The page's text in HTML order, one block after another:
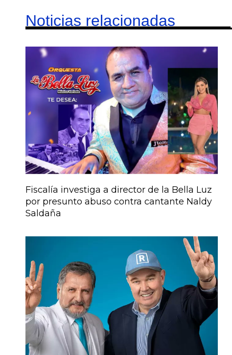
Noticias relacionadas
Fiscalía investiga a director de la Bella Luz
por presunto abuso contra cantante Naldy
Saldaña